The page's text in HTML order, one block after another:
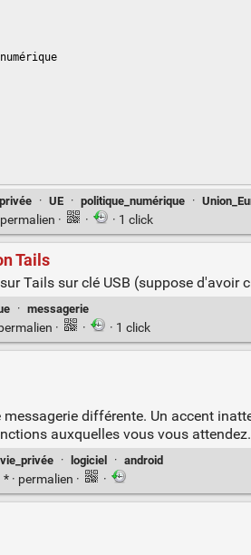
· UE · politique_numérique ·
permalien · · · 1 click
Tails
Tails sur clé USB (suppose
· messagerie
· · · 1 click
messagerie différente. Un accent
auxquelles vous vous attendez.
vie_privée · logiciel · android
· permalien · ·